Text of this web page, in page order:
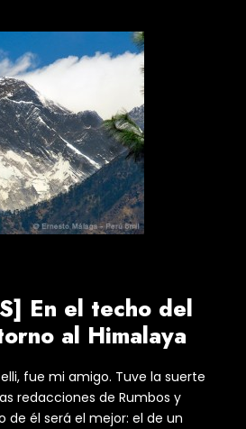
En el techo del
al Himalaya
fue mi amigo. Tuve la suerte
redacciones de Rumbos y
de él será el mejor: el de un